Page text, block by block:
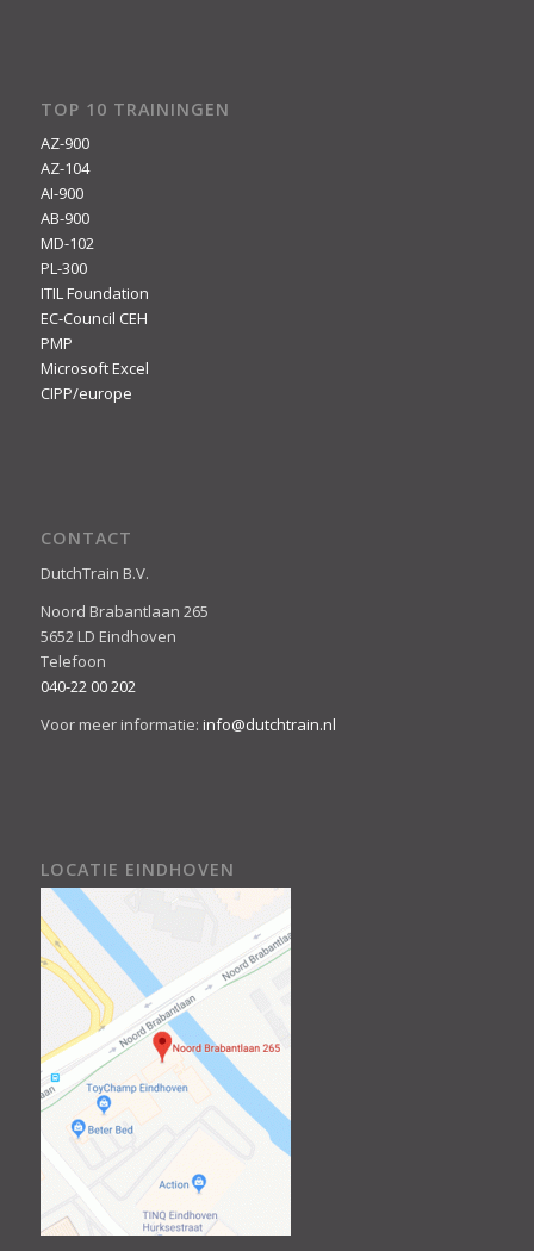
TOP 10 TRAININGEN
AZ-900
AZ-104
AI-900
AB-900
MD-102
PL-300
ITIL Foundation
EC-Council CEH
PMP
Microsoft Excel
CIPP/europe
CONTACT
DutchTrain B.V.
Noord Brabantlaan 265
5652 LD Eindhoven
Telefoon
040-22 00 202
Voor meer informatie: info@dutchtrain.nl
LOCATIE EINDHOVEN